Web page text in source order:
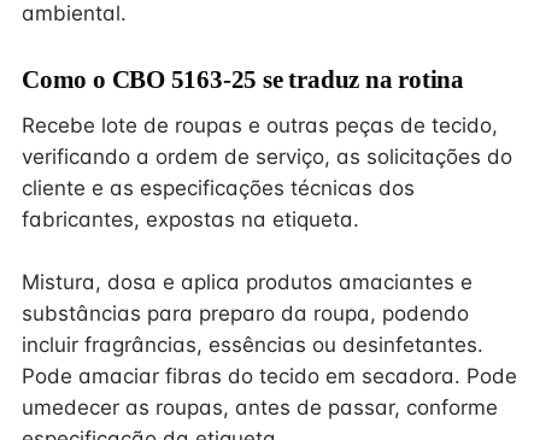
ambiental.
Como o CBO 5163-25 se traduz na rotina
Recebe lote de roupas e outras peças de tecido,
verificando a ordem de serviço, as solicitações do
cliente e as especificações técnicas dos
fabricantes, expostas na etiqueta.
Mistura, dosa e aplica produtos amaciantes e
substâncias para preparo da roupa, podendo
incluir fragrâncias, essências ou desinfetantes.
Pode amaciar fibras do tecido em secadora. Pode
umedecer as roupas, antes de passar, conforme